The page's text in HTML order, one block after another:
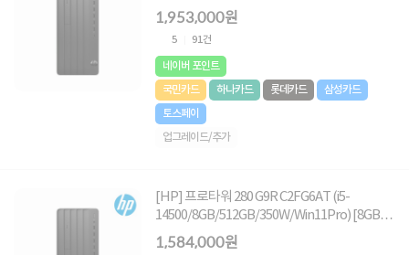
RAM 구성(총16GB*2)]
1,953,000원
5 91건
네이버 포인트
국민카드
하나카드 롯데카드
삼성카드
토스페이
업그레이드/추가
[HP] 프로타워 280 G9R C2FG6AT (i5-
14500/8GB/512GB/350W/Win11Pro) [8GB
RAM 추가(총16GB)]
1,584,000원